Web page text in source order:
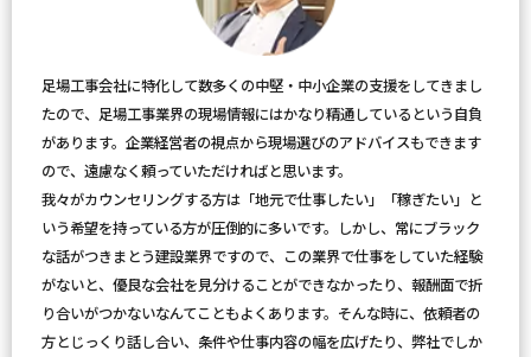
足場工事会社に特化して数多くの中堅・中小企業の支援をしてきまし
たので、足場工事業界の現場情報にはかなり精通しているという自負
があります。企業経営者の視点から現場選びのアドバイスもできます
ので、遠慮なく頼っていただければと思います。
我々がカウンセリングする方は「地元で仕事したい」「稼ぎたい」と
いう希望を持っている方が圧倒的に多いです。しかし、常にブラック
な話がつきまとう建設業界ですので、この業界で仕事をしていた経験
がないと、優良な会社を見分けることができなかったり、報酬面で折
り合いがつかないなんてこともよくあります。そんな時に、依頼者の
方とじっくり話し合い、条件や仕事内容の幅を広げたり、弊社でしか